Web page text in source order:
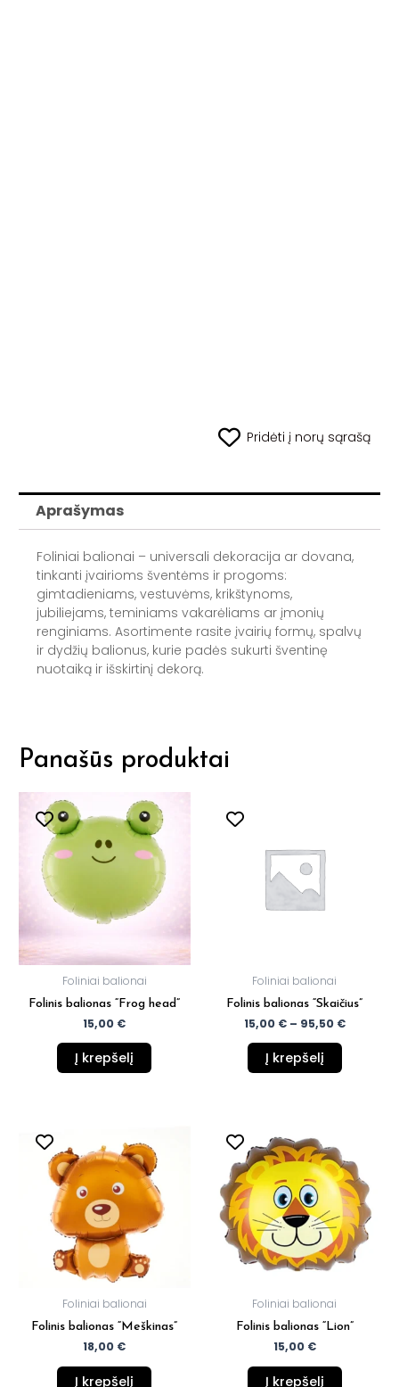
Pridėti į norų sąrašą
Aprašymas
Foliniai balionai – universali dekoracija ar dovana,
tinkanti įvairioms šventėms ir progoms:
gimtadieniams, vestuvėms, krikštynoms,
jubiliejams, teminiams vakarėliams ar įmonių
renginiams. Asortimente rasite įvairių formų, spalvų
ir dydžių balionus, kurie padės sukurti šventinę
nuotaiką ir išskirtinį dekorą.
Panašūs produktai
Foliniai balionai
Folinis balionas “Frog head”
15,00 €
Į krepšelį
Foliniai balionai
Folinis balionas “Skaičius”
15,00 €– 95,50 €
Į krepšelį
the
product
page
Foliniai balionai
Folinis balionas “Meškinas”
18,00 €
Į krepšelį
Foliniai balionai
Folinis balionas “Lion”
15,00 €
Į krepšelį